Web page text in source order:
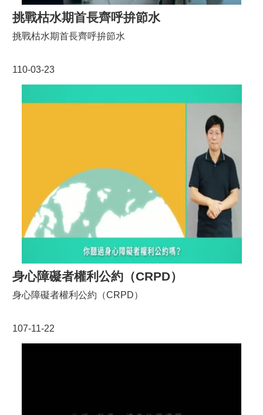
挑戰枯水期首長齊呼拚節水
110-03-23
挑戰枯水期首長齊呼拚節水
身心障礙者權利公約（CRPD）
107-11-22
身心障礙者權利公約（CRPD）